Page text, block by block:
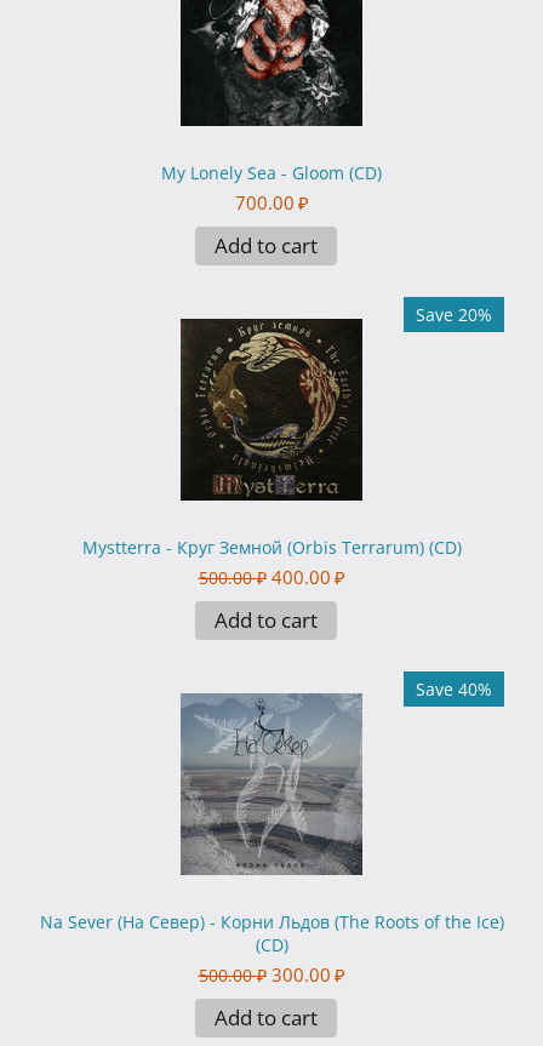
My Lonely Sea - Gloom (CD)
700.00 ₽
Add to cart
Save 20%
Mystterra - Круг Земной (Orbis Terrarum) (CD)
500.00 ₽ 400.00 ₽
Add to cart
Save 40%
Na Sever (На Север) - Корни Льдов (The Roots of the Ice)
(CD)
500.00 ₽ 300.00 ₽
Add to cart